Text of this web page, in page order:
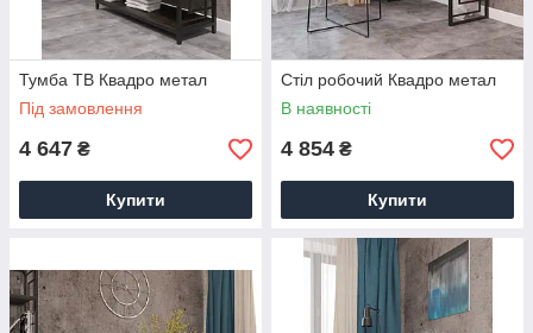
Тумба ТВ Квадро метал
Під замовлення
4 647 ₴
Купити
Стіл робочий Квадро метал
В наявності
4 854 ₴
Купити